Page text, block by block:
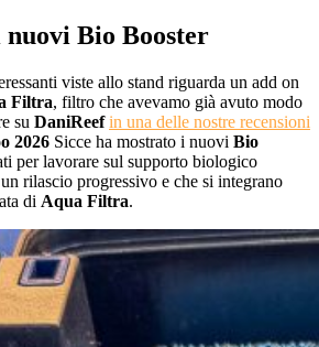
Bio Booster
viste allo stand riguarda un add on
Filtra, filtro che avevamo già avuto modo
su DaniReef in una delle nostre recensioni
2026 Sicce ha mostrato i nuovi Bio
per lavorare sul supporto biologico
rilascio progressivo e che si integrano
di Aqua Filtra.